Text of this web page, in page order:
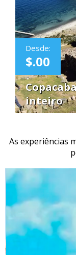
Desde:
$.00
inteiro
As experiências